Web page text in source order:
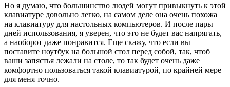
Но я думаю, что большинство людей могут привыкнуть к этой
клавиатуре довольно легко, на самом деле она очень похожа
на клавиатуру для настольных компьютеров. И после пары
дней использования, я уверен, что это не будет вас напрягать,
а наоборот даже понравится. Еще скажу, что если вы
поставите ноутбук на большой стол перед собой, так, чтоб
ваши запястья лежали на столе, то так будет очень даже
комфортно пользоваться такой клавиатурой, по крайней мере
для меня точно.